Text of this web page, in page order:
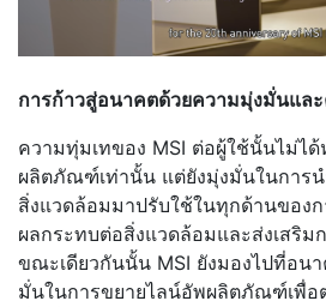
การก้าวสู่อนาคตด้วยความมุ่งมั่นแล
ความทุ่มเทของ MSI ต่อผู้ใช้นั้นไม่ไ
ผลิตภัณฑ์เท่านั้น แต่ยังมุ่งมั่นในการ
สิ่งแวดล้อมมาปรับใช้ในทุกด้านของก
ผลกระทบต่อสิ่งแวดล้อมและส่งเสริ
ขณะเดียวกันนั้น MSI ยังมองไปที่อน
มั่นในการขยายไลน์อัพผลิตภัณฑ์เพื่อ